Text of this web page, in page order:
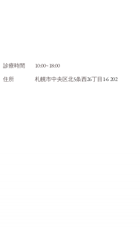
診療時間 10:00~18:00
住所 札幌市中央区北5条西26丁目 1-6 202